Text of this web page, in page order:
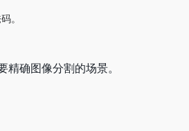
。
精确图像分割的场景。